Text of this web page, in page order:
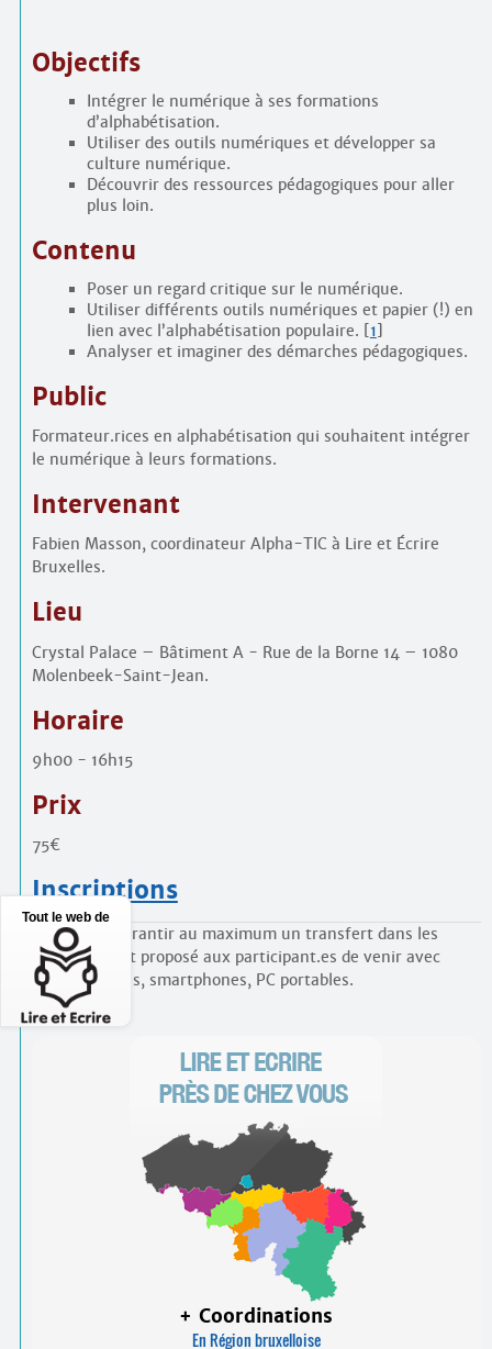
Objectifs
Intégrer le numérique à ses formations
d’alphabétisation.
Utiliser des outils numériques et développer sa
culture numérique.
Découvrir des ressources pédagogiques pour aller
plus loin.
Contenu
Poser un regard critique sur le numérique.
Utiliser différents outils numériques et papier (!) en
lien avec l’alphabétisation populaire. [1]
Analyser et imaginer des démarches pédagogiques.
Public
Formateur.rices en alphabétisation qui souhaitent intégrer
le numérique à leurs formations.
Intervenant
Fabien Masson, coordinateur Alpha-TIC à Lire et Écrire
Bruxelles.
Lieu
Crystal Palace – Bâtiment A - Rue de la Borne 14 – 1080
Molenbeek-Saint-Jean.
Horaire
9h00 - 16h15
Prix
75€
Inscriptions
]Afin de garantir au maximum un transfert dans les
groupes, il est proposé aux participant.es de venir avec
leurs tablettes, smartphones, PC portables.
+ Coordinations
En Région bruxelloise
Tout le web de